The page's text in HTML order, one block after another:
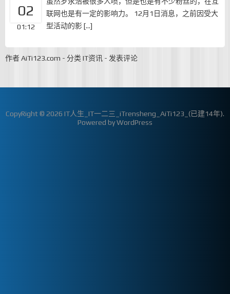
02
01:12
联网也是有一定的影响力。 12月1日消息，之前因受大
型活动的影 […]
作者AiTi123.com - 分类 IT资讯 - 发表评论
CopyRight © 2026 IT人生_IT一二三_iTrensheng_AiTi123_(已建14年).
Powered byWordPress